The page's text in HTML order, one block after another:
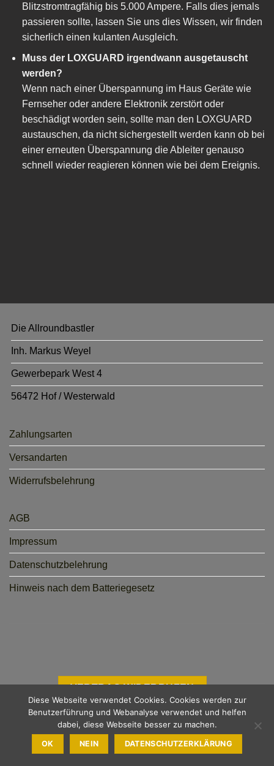
Blitzstromtragfähig bis 5.000 Ampere. Falls dies jemals
passieren sollte, lassen Sie uns dies Wissen, wir finden
sicherlich einen kulanten Ausgleich.
Muss der LOXGUARD irgendwann ausgetauscht
werden?
Wenn nach einer Überspannung im Haus Geräte wie
Fernseher oder andere Elektronik zerstört oder
beschädigt worden sein, sollte man den LOXGUARD
austauschen, da nicht sichergestellt werden kann ob bei
einer erneuten Überspannung die Ableiter genauso
schnell wieder reagieren können wie bei dem Ereignis.
Die Allroundbastler
Inh. Markus Weyel
Gewerbepark West 4
56472 Hof / Westerwald
Zahlungsarten
Versandarten
Widerrufsbelehrung
AGB
Impressum
Datenschutzbelehrung
Hinweis nach dem Batteriegesetz
VERTRAG WIDERRUFEN
Diese Webseite verwendet Cookies. Cookies werden zur
Benutzerführung und Webanalyse verwendet und helfen
dabei, diese Webseite besser zu machen.
OK NEIN DATENSCHUTZERKLÄRUNG